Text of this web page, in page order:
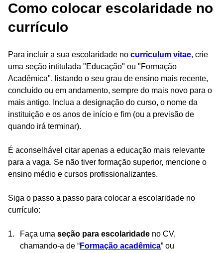
Como colocar escolaridade no
currículo
Para incluir a sua escolaridade no curriculum vitae, crie
uma seção intitulada "Educação" ou "Formação
Acadêmica", listando o seu grau de ensino mais recente,
concluído ou em andamento, sempre do mais novo para o
mais antigo. Inclua a designação do curso, o nome da
instituição e os anos de início e fim (ou a previsão de
quando irá terminar).
É aconselhável citar apenas a educação mais relevante
para a vaga. Se não tiver formação superior, mencione o
ensino médio e cursos profissionalizantes.
Siga o passo a passo para colocar a escolaridade no
currículo:
Faça uma seção para escolaridade no CV,
chamando-a de “Formação acadêmica” ou